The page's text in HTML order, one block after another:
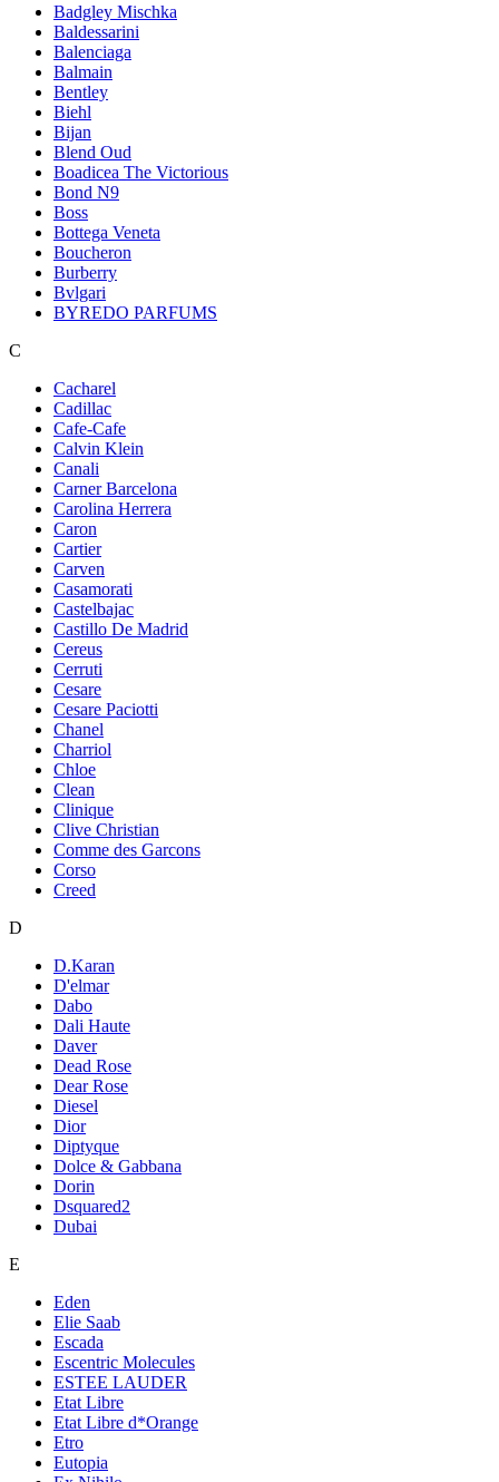
Badgley Mischka
Baldessarini
Balenciaga
Balmain
Bentley
Biehl
Bijan
Blend Oud
Boadicea The Victorious
Bond N9
Boss
Bottega Veneta
Boucheron
Burberry
Bvlgari
BYREDO PARFUMS
C
Cacharel
Cadillac
Cafe-Cafe
Calvin Klein
Canali
Carner Barcelona
Carolina Herrera
Caron
Cartier
Carven
Casamorati
Castelbajac
Castillo De Madrid
Cereus
Cerruti
Cesare
Cesare Paciotti
Chanel
Charriol
Chloe
Clean
Clinique
Clive Christian
Comme des Garcons
Corso
Creed
D
D.Karan
D'elmar
Dabo
Dali Haute
Daver
Dead Rose
Dear Rose
Diesel
Dior
Diptyque
Dolce & Gabbana
Dorin
Dsquared2
Dubai
E
Eden
Elie Saab
Escada
Escentric Molecules
ESTEE LAUDER
Etat Libre
Etat Libre d*Orange
Etro
Eutopia